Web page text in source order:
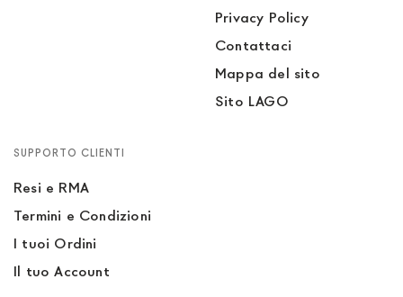
Privacy Policy
Contattaci
Mappa del sito
Sito LAGO
SUPPORTO CLIENTI
Resi e RMA
Termini e Condizioni
I tuoi Ordini
Il tuo Account